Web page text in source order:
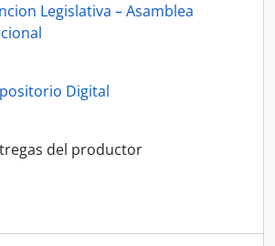
Legislativa – Asamblea
Digital
del productor